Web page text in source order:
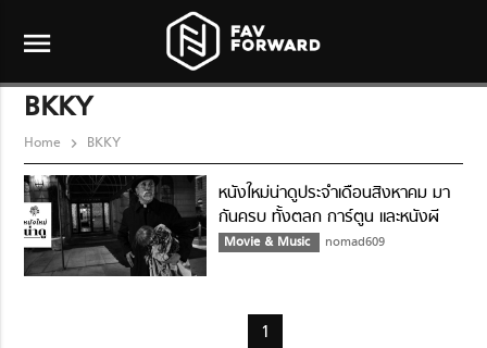
menu
BKKY
Home BKKY
หนังใหม่น่าดูประจำเดือนสิงหาคม มา
กันครบ ทั้งตลก การ์ตูน และหนังผี
Movie & Music nomad609
1